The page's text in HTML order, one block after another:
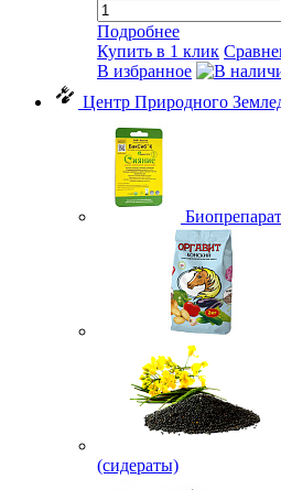
Подробнее
Купить в 1 клик
В избранное
Центр Природного
(сидераты)